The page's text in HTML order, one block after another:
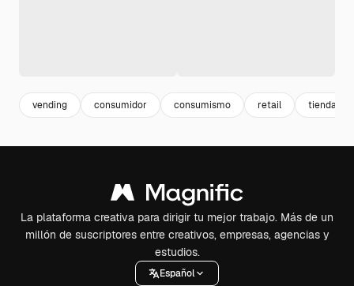
vending consumidor consumismo retail tienda
La plataforma creativa para dirigir tu mejor trabajo. Más de un
millón de suscriptores entre creativos, empresas, agencias y
estudios.
Español